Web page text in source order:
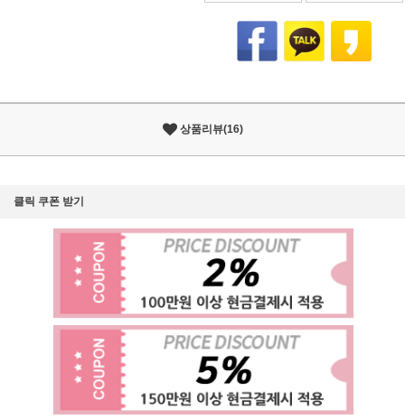
상품리뷰(16)
클릭 쿠폰 받기